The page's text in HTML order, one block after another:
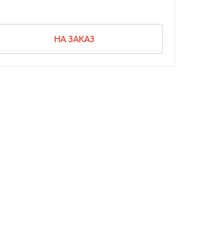
НА ЗАКАЗ